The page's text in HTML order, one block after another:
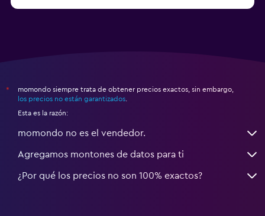
*
momondo siempre trata de obtener precios exactos, sin embargo,
los precios no están garantizados
Esta es la razón:
momondo no es el vendedor.
Agregamos montones de datos para ti
¿Por qué los precios no son 100% exactos?